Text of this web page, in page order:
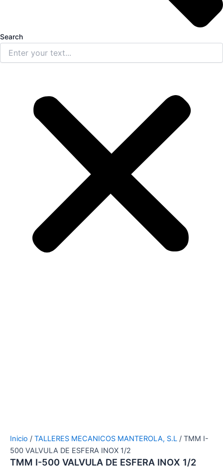
Search
Inicio / TALLERES MECANICOS MANTEROLA, S.L / TMM I-
500 VALVULA DE ESFERA INOX 1/2
TMM I-500 VALVULA DE ESFERA INOX 1/2